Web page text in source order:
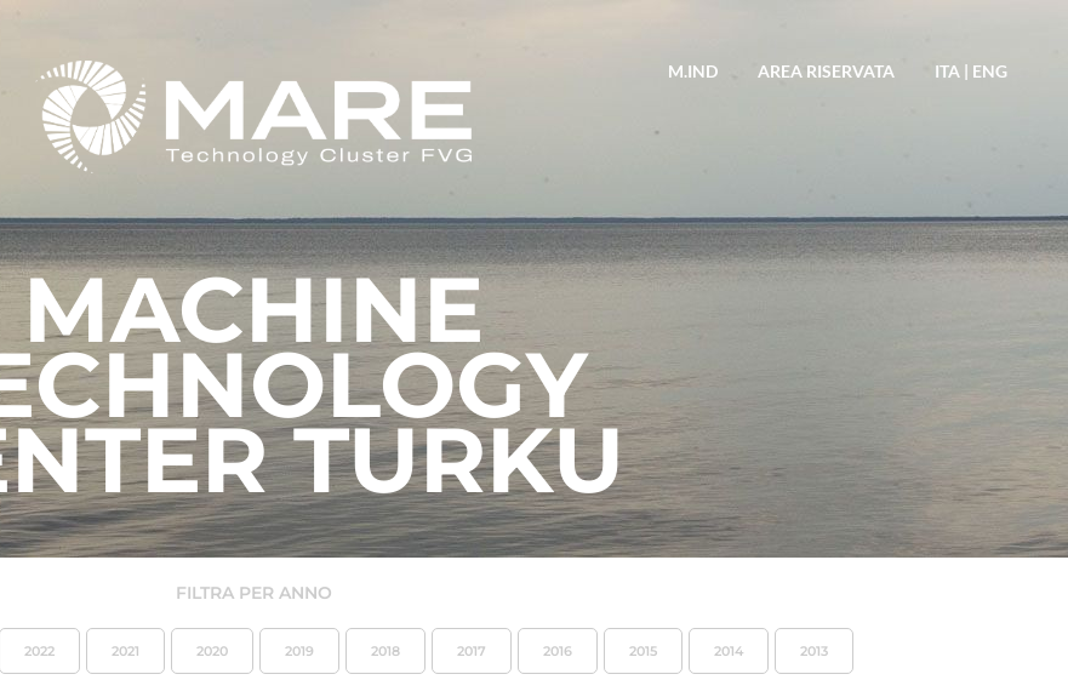
M.IND AREA RISERVATA ITA | ENG
MACHINE
TURKU
FILTRA PER ANNO
2022 2021 2020 2019 2018 2017 2016 2015 2014 2013